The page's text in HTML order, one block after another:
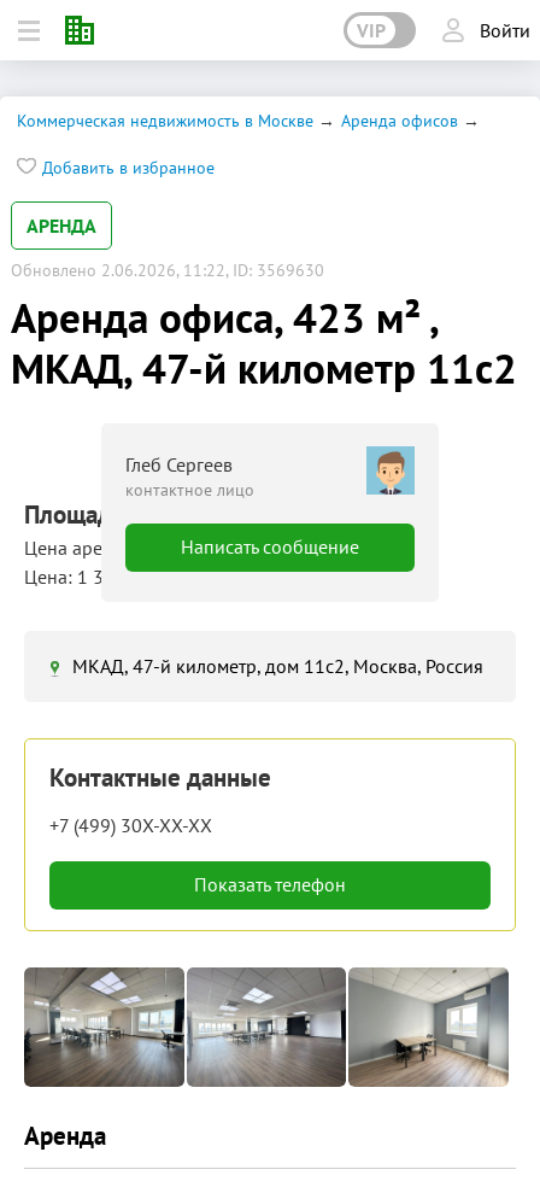
VIP Войти
Коммерческая недвижимость в Москве Аренда офисов
Добавить в избранное
АРЕНДА
Обновлено 2.06.2026, 11:22, ID: 3569630
Аренда офиса, 423 м² ,
МКАД, 47-й километр 11с2
Глеб Сергеев
контактное лицо
Написать сообщение
Площадь: 423 м²
Цена аренды: 570 000 руб./мес
Цена: 1 348 руб./м²/мес
МКАД, 47-й километр, дом 11с2, Москва, Россия
Контактные данные
+7 (499) 30X-XX-XX
Показать телефон
Аренда